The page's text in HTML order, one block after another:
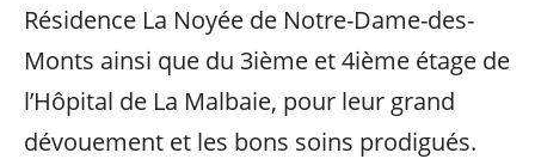
Résidence La Noyée de Notre-Dame-des-
Monts ainsi que du 3ième et 4ième étage de
l’Hôpital de La Malbaie, pour leur grand
dévouement et les bons soins prodigués.